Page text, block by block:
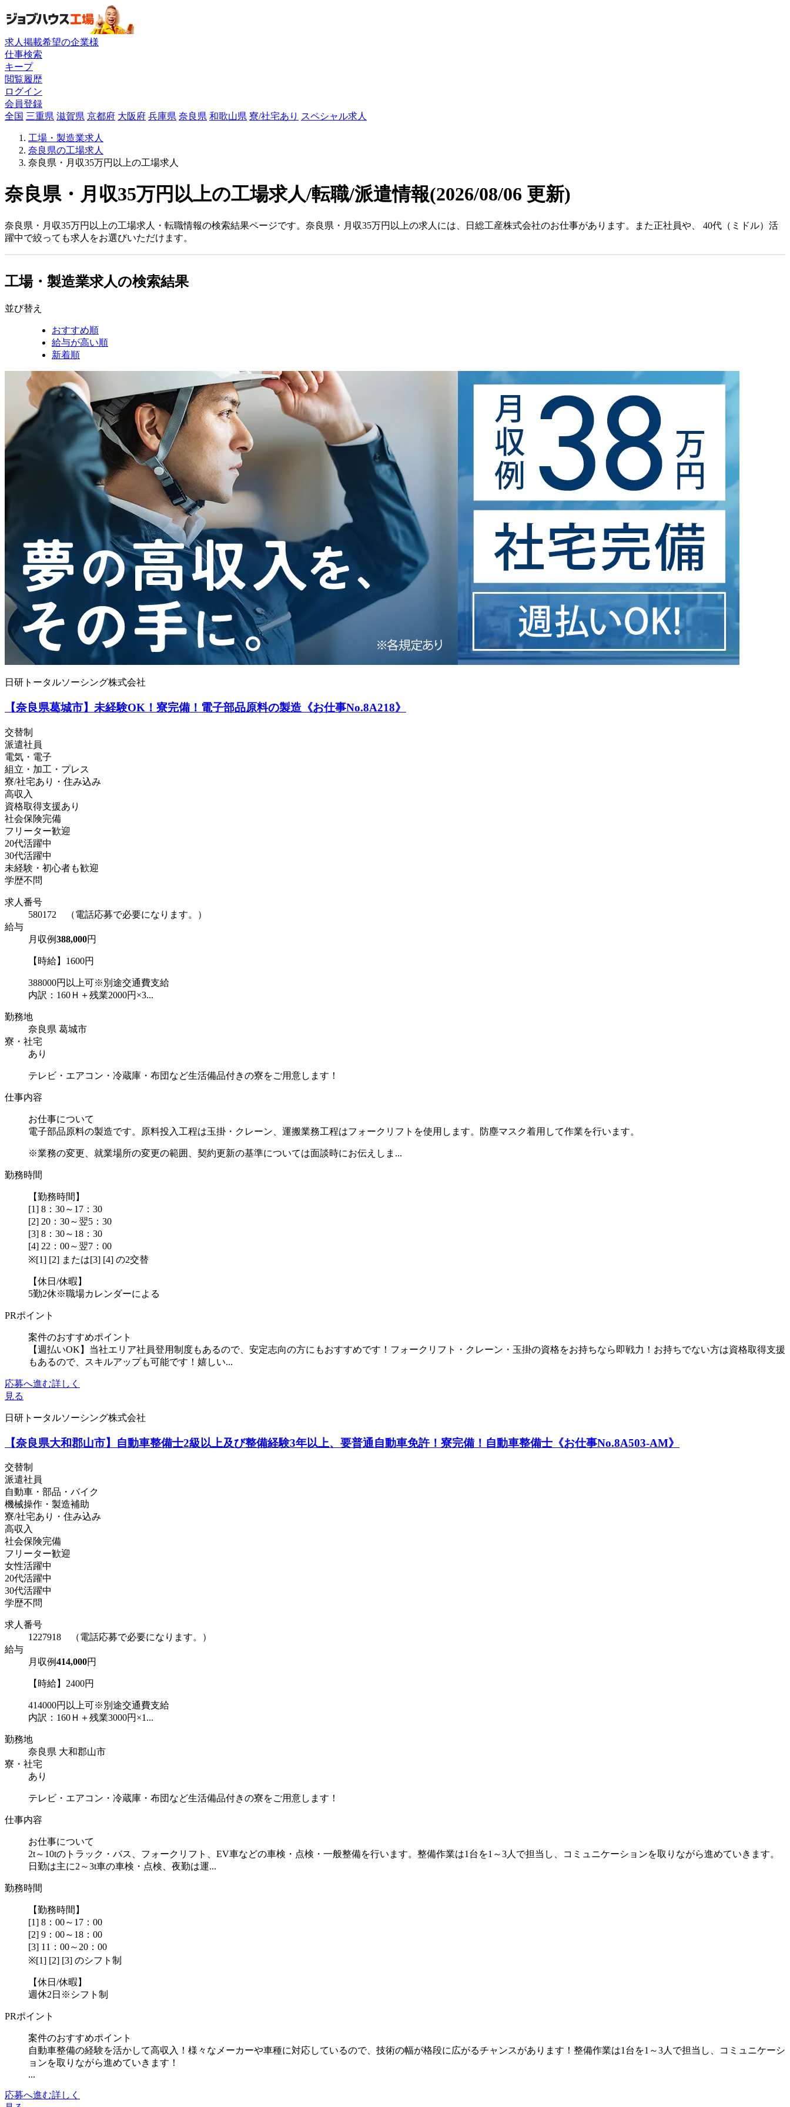
求人掲載希望の企業様
仕事検索
キープ
閲覧履歴
ログイン
会員登録
全国 三重県 滋賀県 京都府 大阪府 兵庫県 奈良県 和歌山県 寮/社宅あり スペシャル求人
工場・製造業求人
奈良県の工場求人
奈良県・月収35万円以上の工場求人
奈良県・月収35万円以上の工場求人/転職/派遣情報(2026/08/06 更新)
奈良県・月収35万円以上の工場求人・転職情報の検索結果ページです。奈良県・月収35万円以上の求人には、日総工産株式会社のお仕事があります。また正社員や、 40代（ミドル）活
躍中で絞っても求人をお選びいただけます。
工場・製造業求人の検索結果
並び替え
おすすめ順
給与が高い順
新着順
日研トータルソーシング株式会社
【奈良県葛城市】未経験OK！寮完備！電子部品原料の製造《お仕事No.8A218》
交替制
派遣社員
電気・電子
組立・加工・プレス
寮/社宅あり・住み込み
高収入
資格取得支援あり
社会保険完備
フリーター歓迎
20代活躍中
30代活躍中
未経験・初心者も歓迎
学歴不問
求人番号
580172 （電話応募で必要になります。）
給与
月収例388,000円
【時給】1600円
388000円以上可※別途交通費支給
内訳：160Ｈ＋残業2000円×3...
勤務地
奈良県 葛城市
寮・社宅
あり
テレビ・エアコン・冷蔵庫・布団など生活備品付きの寮をご用意します！
仕事内容
お仕事について
電子部品原料の製造です。原料投入工程は玉掛・クレーン、運搬業務工程はフォークリフトを使用します。防塵マスク着用して作業を行います。
※業務の変更、就業場所の変更の範囲、契約更新の基準については面談時にお伝えしま...
勤務時間
【勤務時間】
[1] 8：30～17：30
[2] 20：30～翌5：30
[3] 8：30～18：30
[4] 22：00～翌7：00
※[1] [2] または[3] [4] の2交替
【休日/休暇】
5勤2休※職場カレンダーによる
PRポイント
案件のおすすめポイント
【週払いOK】当社エリア社員登用制度もあるので、安定志向の方にもおすすめです！フォークリフト・クレーン・玉掛の資格をお持ちなら即戦力！お持ちでない方は資格取得支援
もあるので、スキルアップも可能です！嬉しい...
応募へ進む詳しく
見る
日研トータルソーシング株式会社
【奈良県大和郡山市】自動車整備士2級以上及び整備経験3年以上、要普通自動車免許！寮完備！自動車整備士《お仕事No.8A503-AM》
交替制
派遣社員
自動車・部品・バイク
機械操作・製造補助
寮/社宅あり・住み込み
高収入
社会保険完備
フリーター歓迎
女性活躍中
20代活躍中
30代活躍中
学歴不問
求人番号
1227918 （電話応募で必要になります。）
給与
月収例414,000円
【時給】2400円
414000円以上可※別途交通費支給
内訳：160Ｈ＋残業3000円×1...
勤務地
奈良県 大和郡山市
寮・社宅
あり
テレビ・エアコン・冷蔵庫・布団など生活備品付きの寮をご用意します！
仕事内容
お仕事について
2t～10tのトラック・バス、フォークリフト、EV車などの車検・点検・一般整備を行います。整備作業は1台を1～3人で担当し、コミュニケーションを取りながら進めていきます。
日勤は主に2～3t車の車検・点検、夜勤は運...
勤務時間
【勤務時間】
[1] 8：00～17：00
[2] 9：00～18：00
[3] 11：00～20：00
※[1] [2] [3] のシフト制
【休日/休暇】
週休2日※シフト制
PRポイント
案件のおすすめポイント
自動車整備の経験を活かして高収入！様々なメーカーや車種に対応しているので、技術の幅が格段に広がるチャンスがあります！整備作業は1台を1～3人で担当し、コミュニケーシ
ョンを取りながら進めていきます！
...
応募へ進む詳しく